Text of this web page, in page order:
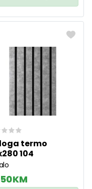
termo
104
KM